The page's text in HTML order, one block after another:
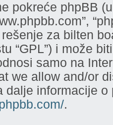
pokreće phpBB
za bilten
“GPL”) i može
samo na
we allow and/or
dalje informacije
.